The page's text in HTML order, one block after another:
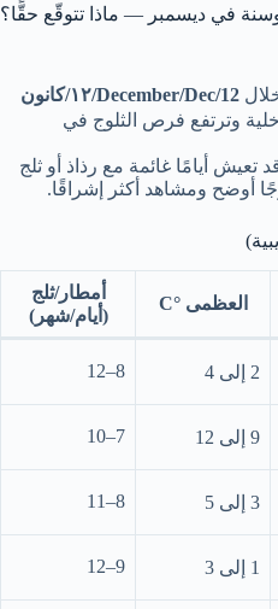
في ديسمبر — ماذا تتوقّع حقًّا؟
December/Dec/12/١٢/كانون
وترتفع فرص الثلوج في
تعيش أيامًا غائمة مع رذاذ أو ثلج
أوضح ومشاهد أكثر إشراقًا.
العظمى °C
أمطار/ثلج
(أيام/شهر)
2 إلى 4 8–12
9 إلى 12 7–10
3 إلى 5 8–11
1 إلى 3 9–12